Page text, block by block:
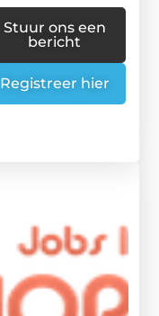
Stuur ons een
bericht
Registreer hier